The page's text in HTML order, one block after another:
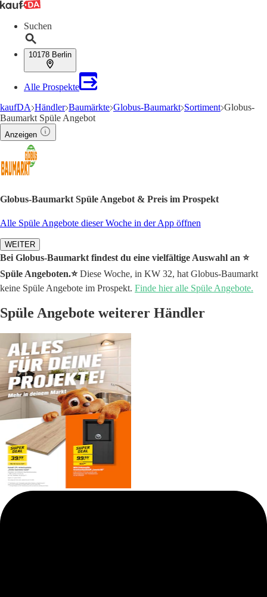
Suchen
10178 Berlin
Alle Prospekte
kaufDA Händler Baumärkte Globus-Baumarkt Sortiment Globus-
Baumarkt Spüle Angebot
Anzeigen
Globus-Baumarkt Spüle Angebot & Preis im Prospekt
Alle Spüle Angebote dieser Woche in der App öffnen
WEITER
Bei Globus-Baumarkt findest du eine vielfältige Auswahl an ⭐️
Spüle Angeboten.⭐️Diese Woche, in KW 32, hat Globus-Baumarkt
keine Spüle Angebote im Prospekt. Finde hier alle Spüle Angebote.
Spüle Angebote weiterer Händler